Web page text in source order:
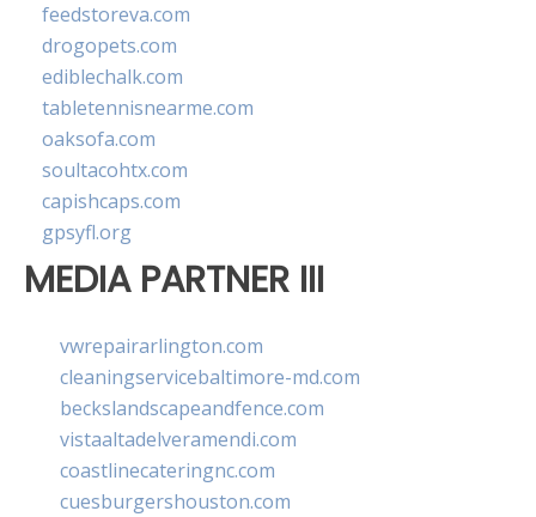
feedstoreva.com
drogopets.com
ediblechalk.com
tabletennisnearme.com
oaksofa.com
soultacohtx.com
capishcaps.com
gpsyfl.org
MEDIA PARTNER III
vwrepairarlington.com
cleaningservicebaltimore-md.com
beckslandscapeandfence.com
vistaaltadelveramendi.com
coastlinecateringnc.com
cuesburgershouston.com